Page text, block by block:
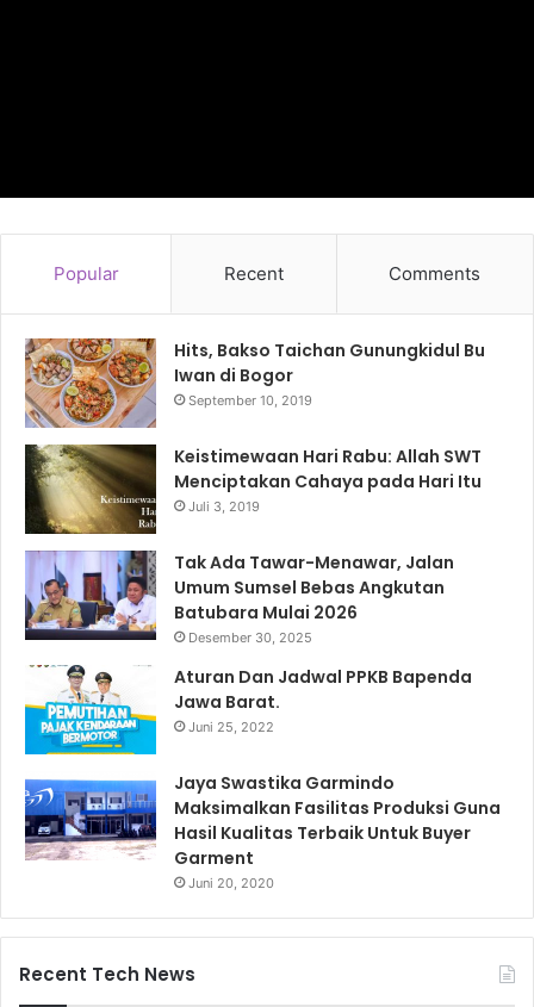
Popular Recent Comments
Hits, Bakso Taichan Gunungkidul Bu
Iwan di Bogor
September 10, 2019
Keistimewaan Hari Rabu: Allah SWT
Menciptakan Cahaya pada Hari Itu
Juli 3, 2019
Tak Ada Tawar-Menawar, Jalan
Umum Sumsel Bebas Angkutan
Batubara Mulai 2026
Desember 30, 2025
Aturan Dan Jadwal PPKB Bapenda
Jawa Barat.
Juni 25, 2022
Jaya Swastika Garmindo
Maksimalkan Fasilitas Produksi Guna
Hasil Kualitas Terbaik Untuk Buyer
Garment
Juni 20, 2020
Recent Tech News